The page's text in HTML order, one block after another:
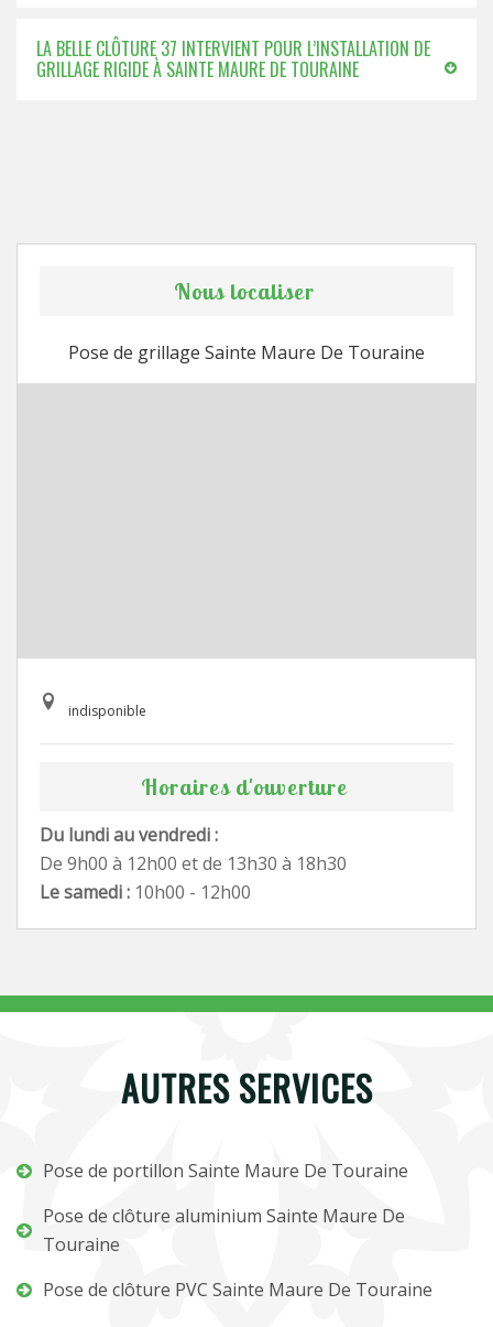
LA BELLE CLÔTURE 37 INTERVIENT POUR L’INSTALLATION DE
GRILLAGE RIGIDE À SAINTE MAURE DE TOURAINE
Nous localiser
Pose de grillage Sainte Maure De Touraine
indisponible
Horaires d'ouverture
Du lundi au vendredi :
De 9h00 à 12h00 et de 13h30 à 18h30
Le samedi : 10h00 - 12h00
AUTRES SERVICES
Pose de portillon Sainte Maure De Touraine
Pose de clôture aluminium Sainte Maure De
Touraine
Pose de clôture PVC Sainte Maure De Touraine